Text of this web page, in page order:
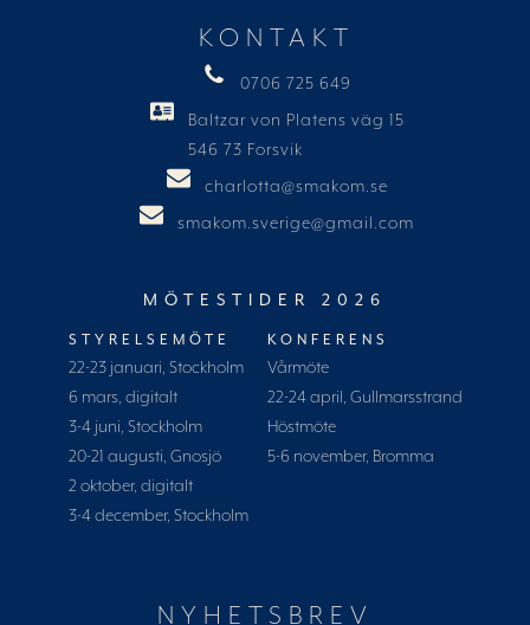
KONTAKT
0706 725 649
Baltzar von Platens väg 15
546 73 Forsvik
charlotta@smakom.se
smakom.sverige@gmail.com
MÖTESTIDER 2026
STYRELSEMÖTE
22-23 januari, Stockholm
6 mars, digitalt
3-4 juni, Stockholm
20-21 augusti, Gnosjö
2 oktober, digitalt
3-4 december, Stockholm
KONFERENS
Vårmöte
22-24 april, Gullmarsstrand
Höstmöte
5-6 november, Bromma
NYHETSBREV